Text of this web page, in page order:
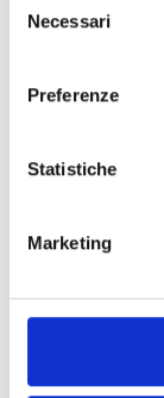
delNecessari
Preferenze
Statistiche
Marketing
Bando
ufficiale del
seguenti
Nunzia
Benedetta
Sara Fogu -